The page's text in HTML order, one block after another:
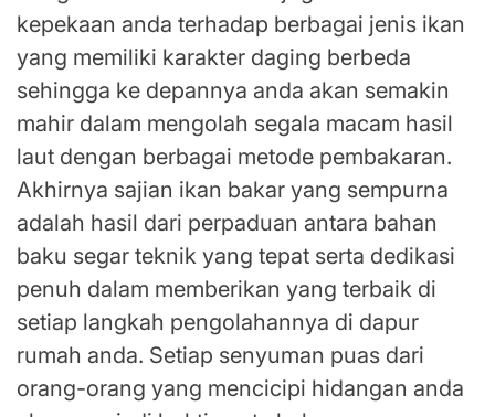
kepekaan anda terhadap berbagai jenis ikan
yang memiliki karakter daging berbeda
sehingga ke depannya anda akan semakin
mahir dalam mengolah segala macam hasil
laut dengan berbagai metode pembakaran.
Akhirnya sajian ikan bakar yang sempurna
adalah hasil dari perpaduan antara bahan
baku segar teknik yang tepat serta dedikasi
penuh dalam memberikan yang terbaik di
setiap langkah pengolahannya di dapur
rumah anda. Setiap senyuman puas dari
orang-orang yang mencicipi hidangan anda